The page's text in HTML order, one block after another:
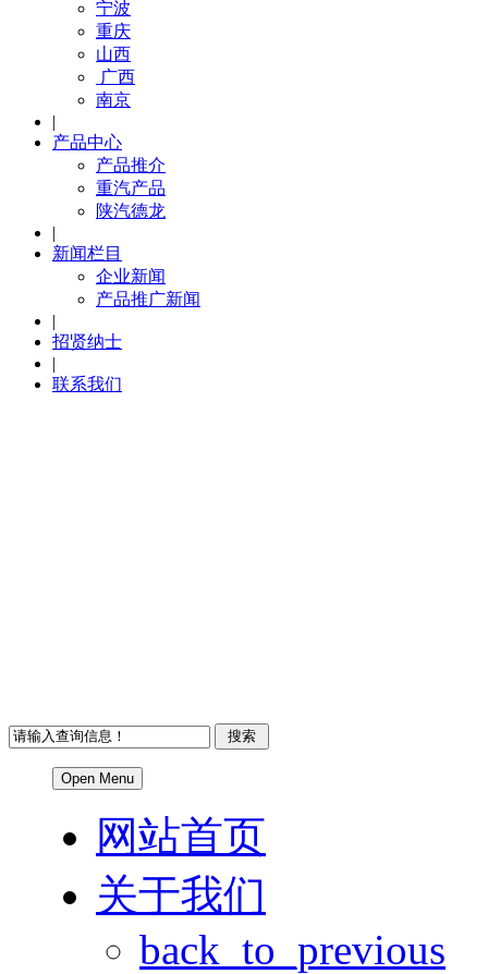
宁波
重庆
山西
广西
南京
|
产品中心
产品推介
重汽产品
陕汽德龙
|
新闻栏目
企业新闻
产品推广新闻
|
招贤纳士
|
联系我们
Open Menu
网站首页
关于我们
back_to_previous